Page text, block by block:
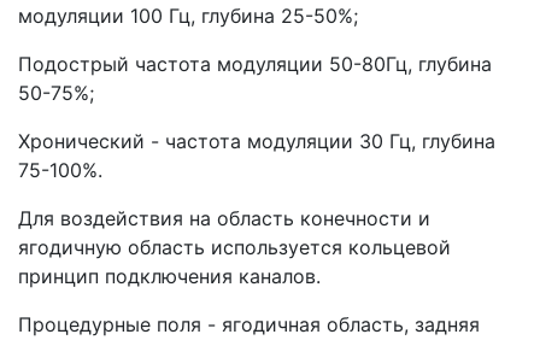
модуляции 100 Гц, глубина 25-50%;
Подострый частота модуляции 50-80Гц, глубина
50-75%;
Хронический - частота модуляции 30 Гц, глубина
75-100%.
Для воздействия на область конечности и
ягодичную область используется кольцевой
принцип подключения каналов.
Процедурные поля - ягодичная область, задняя